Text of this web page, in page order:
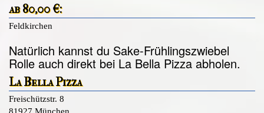
ab 80,00 €:
Feldkirchen
Natürlich kannst du Sake-Frühlingszwiebel
Rolle auch direkt bei La Bella Pizza abholen.
La Bella Pizza
Freischützstr. 8